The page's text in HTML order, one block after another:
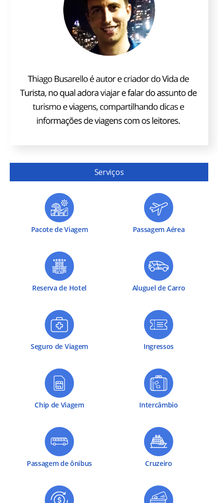
Serviços
Pacote de Viagem Passagem Aérea
Reserva de Hotel Aluguel de Carro
Seguro de Viagem Ingressos
Chip de Viagem Intercâmbio
Passagem de ônibus Cruzeiro